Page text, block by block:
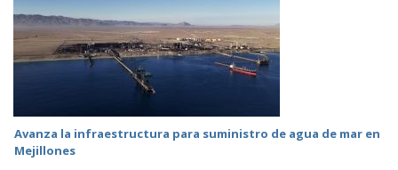
Avanza la infraestructura para suministro de agua de mar en
Mejillones